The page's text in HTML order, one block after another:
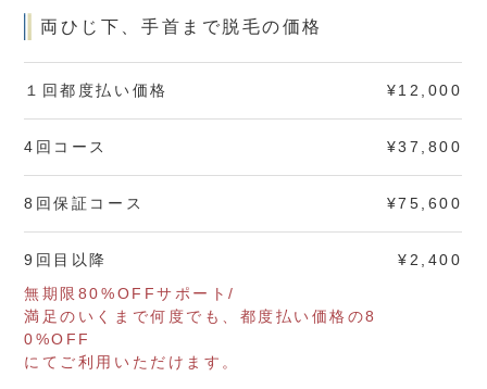
両ひじ下、手首まで脱毛の価格
１回都度払い価格 ¥12,000
4回コース ¥37,800
8回保証コース ¥75,600
9回目以降
無期限80%OFFサポート/
満足のいくまで何度でも、 都度払い価格の8
0%OFF
にてご利用いただけます。
¥2,400